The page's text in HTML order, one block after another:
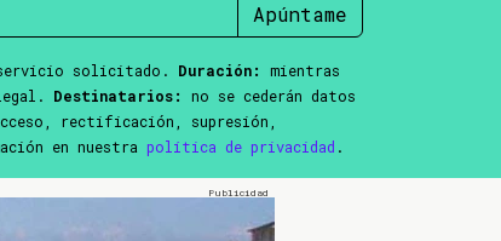
Apúntame
solicitado. Duración:
mientras
Destinatarios:
no se cederán datos
rectificación, supresión,
en nuestra política de privacidad .